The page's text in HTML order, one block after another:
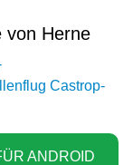
von Herne
Castrop-
ANDROID